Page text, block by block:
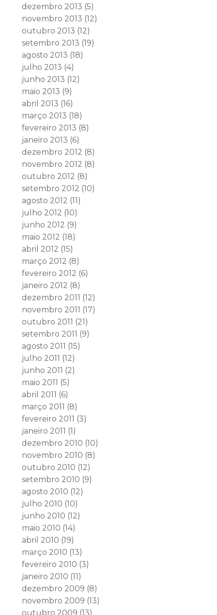
dezembro 2013 (5)
novembro 2013 (12)
outubro 2013 (12)
setembro 2013 (19)
agosto 2013 (18)
julho 2013 (4)
junho 2013 (12)
maio 2013 (9)
abril 2013 (16)
março 2013 (18)
fevereiro 2013 (8)
janeiro 2013 (6)
dezembro 2012 (8)
novembro 2012 (8)
outubro 2012 (8)
setembro 2012 (10)
agosto 2012 (11)
julho 2012 (10)
junho 2012 (9)
maio 2012 (18)
abril 2012 (15)
março 2012 (8)
fevereiro 2012 (6)
janeiro 2012 (8)
dezembro 2011 (12)
novembro 2011 (17)
outubro 2011 (21)
setembro 2011 (9)
agosto 2011 (15)
julho 2011 (12)
junho 2011 (2)
maio 2011 (5)
abril 2011 (6)
março 2011 (8)
fevereiro 2011 (3)
janeiro 2011 (1)
dezembro 2010 (10)
novembro 2010 (8)
outubro 2010 (12)
setembro 2010 (9)
agosto 2010 (12)
julho 2010 (10)
junho 2010 (12)
maio 2010 (14)
abril 2010 (19)
março 2010 (13)
fevereiro 2010 (3)
janeiro 2010 (11)
dezembro 2009 (8)
novembro 2009 (13)
outubro 2009 (13)